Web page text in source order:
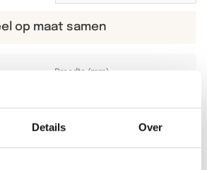
Details Over
op maat samen
Breedte (mm)
min. 80 — max. 1200 mm